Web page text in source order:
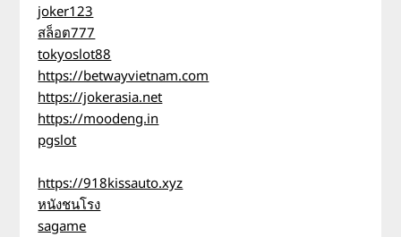
joker123
สล็อต777
tokyoslot88
https://betwayvietnam.com
https://jokerasia.net
https://moodeng.in
pgslot
https://918kissauto.xyz
หนังชนโรง
sagame